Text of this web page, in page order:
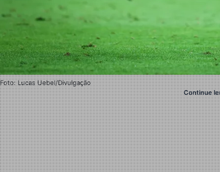
Foto: Lucas Uebel/Divulgação
Continue